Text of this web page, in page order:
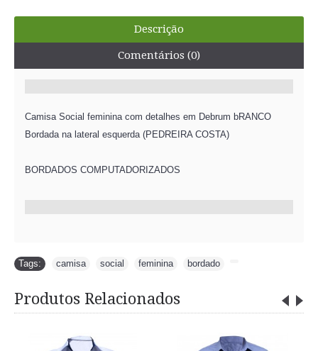
Descrição
Comentários (0)
Camisa Social feminina com detalhes em Debrum bRANCO
Bordada na lateral esquerda (PEDREIRA COSTA)
BORDADOS COMPUTADORIZADOS
Tags: camisa social feminina bordado
Produtos Relacionados